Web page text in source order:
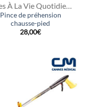
Aides À La Vie Quotidienne
Pince de préhension
chausse-pied
28,00€